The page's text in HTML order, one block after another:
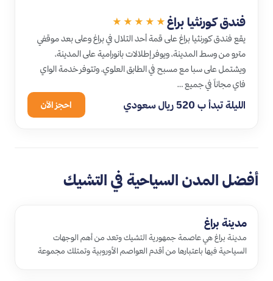
فندق كورنثيا براغ ★★★★★
يقع فندق كورنثيا براغ على قمة أحد التلال في براغ وعلى بعد موقفي
مترو من وسط المدينة، ويوفر إطلالات بانورامية على المدينة،
ويشتمل على سبا مع مسبح في الطابق العلوي، وتتوفر خدمة الواي
فاي مجاناً في جميع …
الليلة تبدأ ب 520 ريال سعودي احجز الآن
أفضل المدن السياحية في التشيك
مدينة براغ
مدينة براغ هي عاصمة جمهورية التشيك وتعد من أهم الوجهات
السياحية فيها باعتبارها من أقدم العواصم الأوروبية وتمتلك مجموعة